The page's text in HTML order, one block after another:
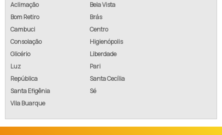
Aclimação
Bela Vista
Bom Retiro
Brás
Cambuci
Centro
Consolação
Higienópolis
Glicério
Liberdade
Luz
Pari
República
Santa Cecília
Santa Efigênia
Sé
Vila Buarque